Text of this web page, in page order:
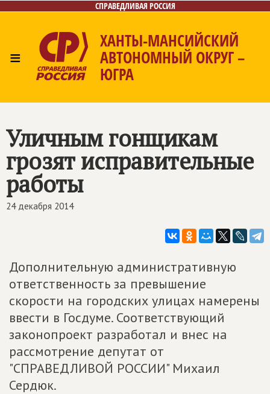
СПРАВЕДЛИВАЯ РОССИЯ
≡
ХАНТЫ-МАНСИЙСКИЙ
АВТОНОМНЫЙ ОКРУГ –
ЮГРА
Уличным гонщикам
грозят исправительные
работы
24 декабря 2014
Дополнительную административную
ответственность за превышение
скорости на городских улицах намерены
ввести в Госдуме. Соответствующий
законопроект разработал и внес на
рассмотрение депутат от
"СПРАВЕДЛИВОЙ РОССИИ" Михаил
Сердюк.